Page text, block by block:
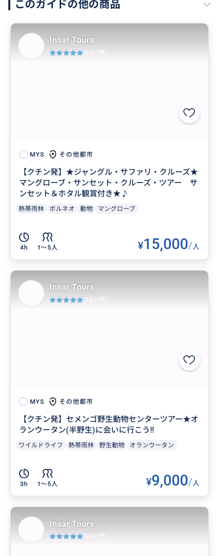
このガイドの他の商品
MYS その他都市
【クチン発】★ジャングル・サファリ・クルーズ★
マングローブ・サンセット・クルーズ・ツアー サ
ンセット＆ホタル観賞付き★♪
熱帯雨林 ボルネオ 動物 マングローブ
4h 1〜5人 ¥15,000/人
Insar Tours
5.0 (1件)
MYS その他都市
【クチン発】セメンゴ野生動物センターツアー★オ
ランウータン(半野生)に会いに行こう!!
ワイルドライフ 熱帯雨林 野生動物 オランウータン
3h 1〜5人 ¥9,000/人
Insar Tours
5.0 (1件)
Insar Tours
5.0 (1件)